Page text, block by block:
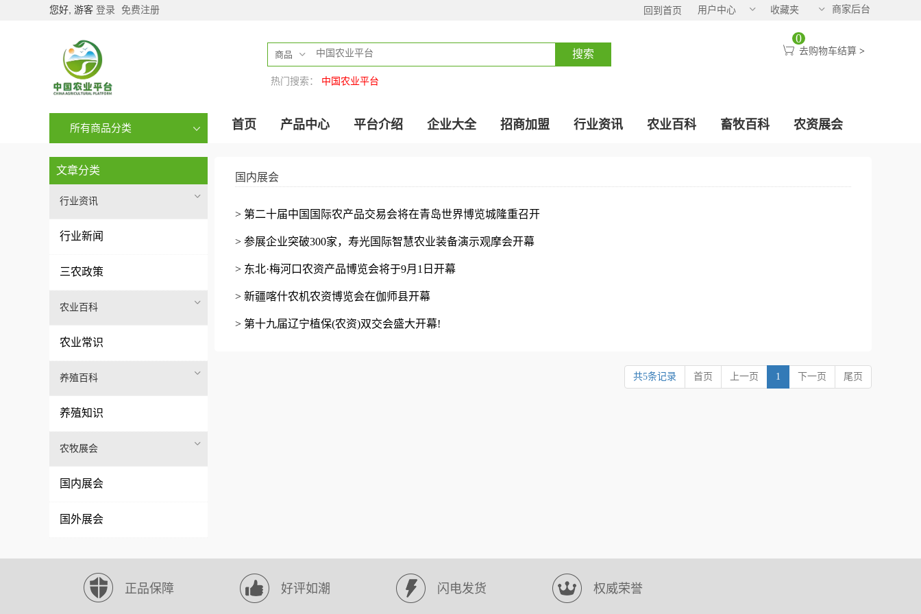
您好, 游客 登录 免费注册 回到首页 用户中心 收藏夹 商家后台
商品
热门搜索： 中国农业平台
去购物车结算 >
0
所有商品分类 首页 产品中心 平台介绍 企业大全 招商加盟 行业资讯 农业百科 畜牧百科 农资展会
文章分类
行业资讯
行业新闻
三农政策
农业百科
农业常识
养殖百科
养殖知识
农牧展会
国内展会
国外展会
国内展会
> 第二十届中国国际农产品交易会将在青岛世界博览城隆重召开
> 参展企业突破300家，寿光国际智慧农业装备演示观摩会开幕
> 东北·梅河口农资产品博览会将于9月1日开幕
> 新疆喀什农机农资博览会在伽师县开幕
> 第十九届辽宁植保(农资)双交会盛大开幕!
共5条记录 首页 上一页 1 下一页 尾页
正品保障 好评如潮 闪电发货 权威荣誉